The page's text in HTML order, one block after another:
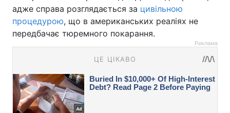
адже справа розглядається за цивільною
процедурою, що в американських реаліях не
передбачає тюремного покарання.
Реклама